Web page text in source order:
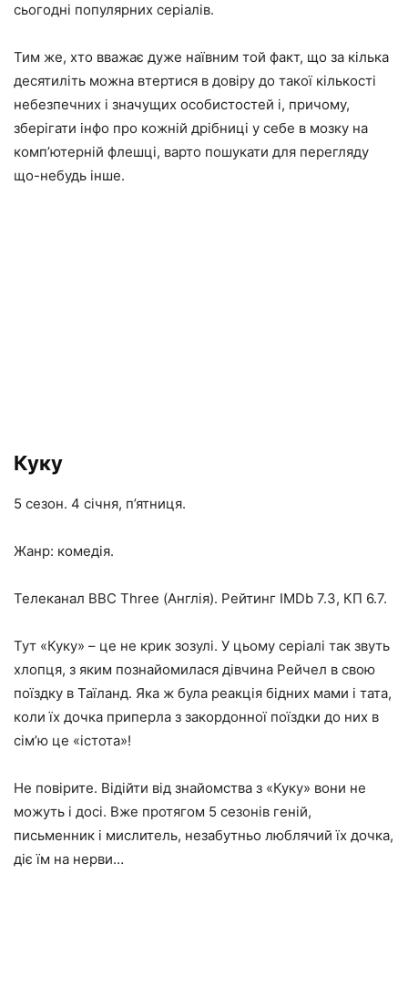
сьогодні популярних серіалів.
Тим же, хто вважає дуже наївним той факт, що за кілька
десятиліть можна втертися в довіру до такої кількості
небезпечних і значущих особистостей і, причому,
зберігати інфо про кожній дрібниці у себе в мозку на
комп’ютерній флешці, варто пошукати для перегляду
що-небудь інше.
Куку
5 сезон. 4 січня, п’ятниця.
Жанр: комедія.
Телеканал BBC Three (Англія). Рейтинг IMDb 7.3, КП 6.7.
Тут «Куку» – це не крик зозулі. У цьому серіалі так звуть
хлопця, з яким познайомилася дівчина Рейчел в свою
поїздку в Таїланд. Яка ж була реакція бідних мами і тата,
коли їх дочка приперла з закордонної поїздки до них в
сім’ю це «істота»!
Не повірите. Відійти від знайомства з «Куку» вони не
можуть і досі. Вже протягом 5 сезонів геній,
письменник і мислитель, незабутньо люблячий їх дочка,
діє їм на нерви…